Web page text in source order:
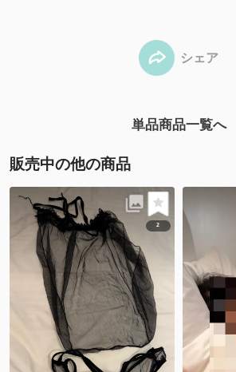
シェア
単品商品一覧へ
販売中の他の商品
2